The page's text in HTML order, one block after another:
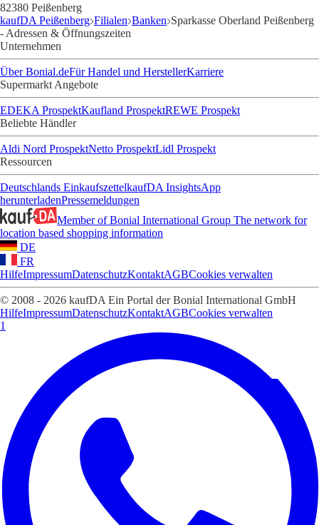
82380 Peißenberg
kaufDA Peißenberg Filialen Banken Sparkasse Oberland Peißenberg
- Adressen & Öffnungszeiten
Unternehmen
Über Bonial.deFür Handel und HerstellerKarriere
Supermarkt Angebote
EDEKA ProspektKaufland ProspektREWE Prospekt
Beliebte Händler
Aldi Nord ProspektNetto ProspektLidl Prospekt
Ressourcen
Deutschlands EinkaufszettelkaufDA InsightsApp
herunterladenPressemeldungen
Member of Bonial International Group The network for
location based shopping information
DE
FR
HilfeImpressumDatenschutzKontaktAGBCookies verwalten
© 2008 - 2026 kaufDA Ein Portal der Bonial International GmbH
HilfeImpressumDatenschutzKontaktAGBCookies verwalten
1